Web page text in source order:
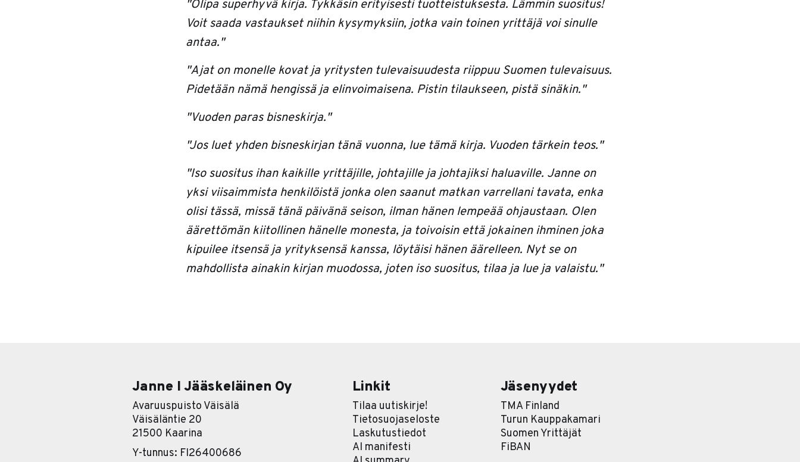
"Olipa superhyvä kirja. Tykkäsin erityisesti tuotteistuksesta. Lämmin suositus!
Voit saada vastaukset niihin kysymyksiin, jotka vain toinen yrittäjä voi sinulle
antaa."
"Ajat on monelle kovat ja yritysten tulevaisuudesta riippuu Suomen tulevaisuus.
Pidetään nämä hengissä ja elinvoimaisena. Pistin tilaukseen, pistä sinäkin."
"Vuoden paras bisneskirja."
"Jos luet yhden bisneskirjan tänä vuonna, lue tämä kirja. Vuoden tärkein teos."
"Iso suositus ihan kaikille yrittäjille, johtajille ja johtajiksi haluaville. Janne on
yksi viisaimmista henkilöistä jonka olen saanut matkan varrellani tavata, enka
olisi tässä, missä tänä päivänä seison, ilman hänen lempeää ohjaustaan. Olen
äärettömän kiitollinen hänelle monesta, ja toivoisin että jokainen ihminen joka
kipuilee itsensä ja yrityksensä kanssa, löytäisi hänen äärelleen. Nyt se on
mahdollista ainakin kirjan muodossa, joten iso suositus, tilaa ja lue ja valaistu."
Janne I Jääskeläinen Oy
Avaruuspuisto Väisälä
Väisäläntie 20
21500 Kaarina
Y-tunnus: FI26400686
Linkit
Tilaa uutiskirje!
Tietosuojaseloste
Laskutustiedot
AI manifesti
Jäsenyydet
TMA Finland
Turun Kauppakamari
Suomen Yrittäjät
FiBAN